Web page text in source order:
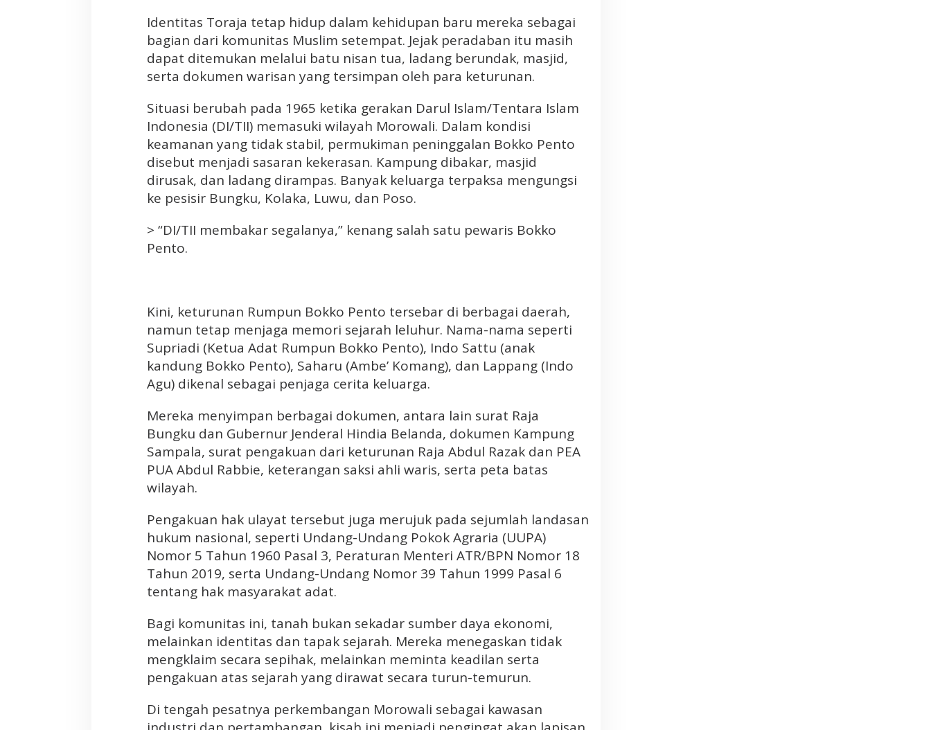
Identitas Toraja tetap hidup dalam kehidupan baru mereka sebagai
bagian dari komunitas Muslim setempat. Jejak peradaban itu masih
dapat ditemukan melalui batu nisan tua, ladang berundak, masjid,
serta dokumen warisan yang tersimpan oleh para keturunan.
Situasi berubah pada 1965 ketika gerakan Darul Islam/Tentara Islam
Indonesia (DI/TII) memasuki wilayah Morowali. Dalam kondisi
keamanan yang tidak stabil, permukiman peninggalan Bokko Pento
disebut menjadi sasaran kekerasan. Kampung dibakar, masjid
dirusak, dan ladang dirampas. Banyak keluarga terpaksa mengungsi
ke pesisir Bungku, Kolaka, Luwu, dan Poso.
> “DI/TII membakar segalanya,” kenang salah satu pewaris Bokko
Pento.
Kini, keturunan Rumpun Bokko Pento tersebar di berbagai daerah,
namun tetap menjaga memori sejarah leluhur. Nama-nama seperti
Supriadi (Ketua Adat Rumpun Bokko Pento), Indo Sattu (anak
kandung Bokko Pento), Saharu (Ambe’ Komang), dan Lappang (Indo
Agu) dikenal sebagai penjaga cerita keluarga.
Mereka menyimpan berbagai dokumen, antara lain surat Raja
Bungku dan Gubernur Jenderal Hindia Belanda, dokumen Kampung
Sampala, surat pengakuan dari keturunan Raja Abdul Razak dan PEA
PUA Abdul Rabbie, keterangan saksi ahli waris, serta peta batas
wilayah.
Pengakuan hak ulayat tersebut juga merujuk pada sejumlah landasan
hukum nasional, seperti Undang-Undang Pokok Agraria (UUPA)
Nomor 5 Tahun 1960 Pasal 3, Peraturan Menteri ATR/BPN Nomor 18
Tahun 2019, serta Undang-Undang Nomor 39 Tahun 1999 Pasal 6
tentang hak masyarakat adat.
Bagi komunitas ini, tanah bukan sekadar sumber daya ekonomi,
melainkan identitas dan tapak sejarah. Mereka menegaskan tidak
mengklaim secara sepihak, melainkan meminta keadilan serta
pengakuan atas sejarah yang dirawat secara turun-temurun.
Di tengah pesatnya perkembangan Morowali sebagai kawasan